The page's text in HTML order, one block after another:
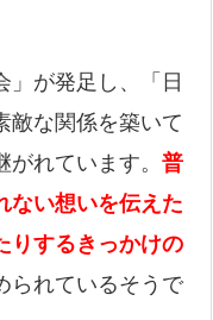
」が発足し、「日
敵な関係を築いて
れています。 普
ない想いを伝えた
りするきっかけの
られているそうで